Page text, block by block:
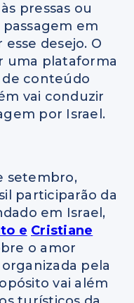
pressas ou
em
desejo. O
uma plataforma
de conteúdo
vai conduzir
por Israel.
setembro,
participarão da
em Israel,
e Cristiane
o amor
pela
vai além